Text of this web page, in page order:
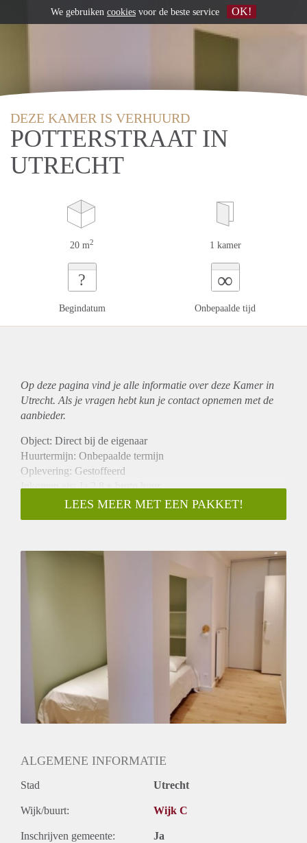
DEZE KAMER IS VERHUURD
POTTERSTRAAT IN
UTRECHT
20 m2 1 kamer
?
Begindatum
∞
Onbepaalde tijd
Op deze pagina vind je alle informatie over deze Kamer in
Utrecht. Als je vragen hebt kun je contact opnemen met de
aanbieder.
Object: Direct bij de eigenaar
Huurtermijn: Onbepaalde termijn
Oplevering: Gestoffeerd
Inkomen eis: Ja 2,8 x bruto huur
Garantiestelling mogelijk: Ja
Borg: 1 maand
LEES MEER MET EEN PAKKET!
ALGEMENE INFORMATIE
Stad Utrecht
Wijk/buurt: Wijk C
Inschrijven gemeente: Ja
We gebruiken cookies voor de beste service OK!